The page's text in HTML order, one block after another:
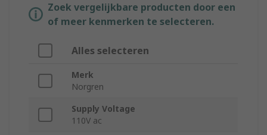
Zoek vergelijkbare producten door een
of meer kenmerken te selecteren.
Alles selecteren
Merk
Norgren
Supply Voltage
110V ac